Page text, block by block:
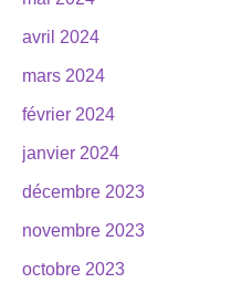
avril 2024
mars 2024
février 2024
janvier 2024
décembre 2023
novembre 2023
octobre 2023